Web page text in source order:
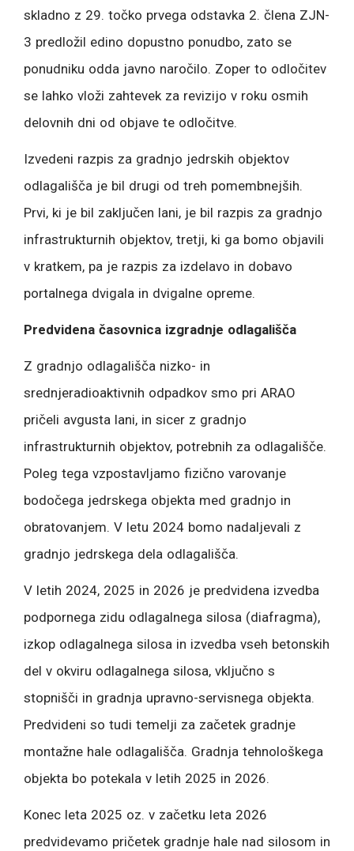
skladno z 29. točko prvega odstavka 2. člena ZJN-
3 predložil edino dopustno ponudbo, zato se
ponudniku odda javno naročilo. Zoper to odločitev
se lahko vloži zahtevek za revizijo v roku osmih
delovnih dni od objave te odločitve.
Izvedeni razpis za gradnjo jedrskih objektov
odlagališča je bil drugi od treh pomembnejših.
Prvi, ki je bil zaključen lani, je bil razpis za gradnjo
infrastrukturnih objektov, tretji, ki ga bomo objavili
v kratkem, pa je razpis za izdelavo in dobavo
portalnega dvigala in dvigalne opreme.
Predvidena časovnica izgradnje odlagališča
Z gradnjo odlagališča nizko- in
srednjeradioaktivnih odpadkov smo pri ARAO
pričeli avgusta lani, in sicer z gradnjo
infrastrukturnih objektov, potrebnih za odlagališče.
Poleg tega vzpostavljamo fizično varovanje
bodočega jedrskega objekta med gradnjo in
obratovanjem. V letu 2024 bomo nadaljevali z
gradnjo jedrskega dela odlagališča.
V letih 2024, 2025 in 2026 je predvidena izvedba
podpornega zidu odlagalnega silosa (diafragma),
izkop odlagalnega silosa in izvedba vseh betonskih
del v okviru odlagalnega silosa, vključno s
stopnišči in gradnja upravno-servisnega objekta.
Predvideni so tudi temelji za začetek gradnje
montažne hale odlagališča. Gradnja tehnološkega
objekta bo potekala v letih 2025 in 2026.
Konec leta 2025 oz. v začetku leta 2026
predvidevamo pričetek gradnje hale nad silosom in